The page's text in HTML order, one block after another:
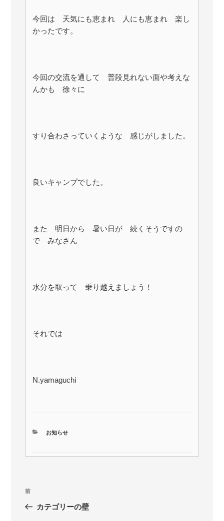
今回は 天気にも恵まれ 人にも恵まれ 楽し
かったです。
今回の交流を通して 普段見れない面や考えな
んかも 徐々に
すり合わさっていくような 感じがしました。
良いキャンプでした。
また 明日から 暑い日が 続くそうですの
で みなさん
水分を取って 乗り越えましょう！
それでは
N.yamaguchi
カ
お知らせ
投
ナ
前
の
前
カテゴリーの壁